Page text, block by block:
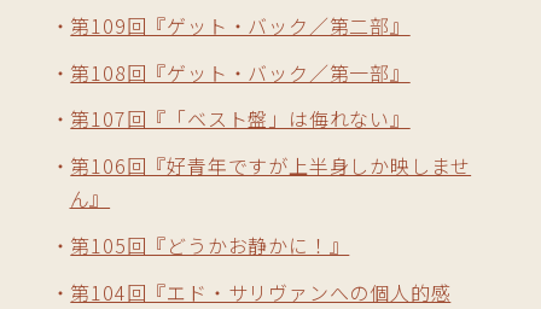
第109回『ゲット・バック／第二部』
第108回『ゲット・バック／第一部』
第107回『「ベスト盤」は侮れない』
第106回『好青年ですが上半身しか映しませ
ん』
第105回『どうかお静かに！』
第104回『エド・サリヴァンへの個人的感